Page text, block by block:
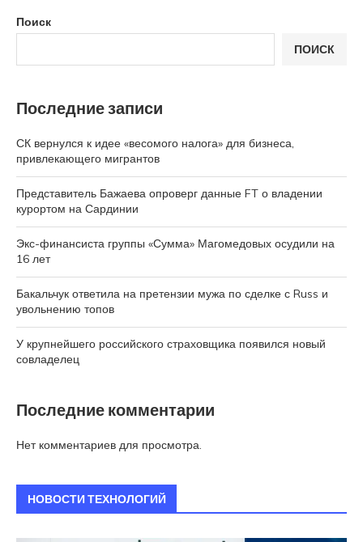
Поиск
ПОИСК
Последние записи
СК вернулся к идее «весомого налога» для бизнеса,
привлекающего мигрантов
Представитель Бажаева опроверг данные FT о владении
курортом на Сардинии
Экс-финансиста группы «Сумма» Магомедовых осудили на
16 лет
Бакальчук ответила на претензии мужа по сделке с Russ и
увольнению топов
У крупнейшего российского страховщика появился новый
совладелец
Последние комментарии
Нет комментариев для просмотра.
НОВОСТИ ТЕХНОЛОГИЙ